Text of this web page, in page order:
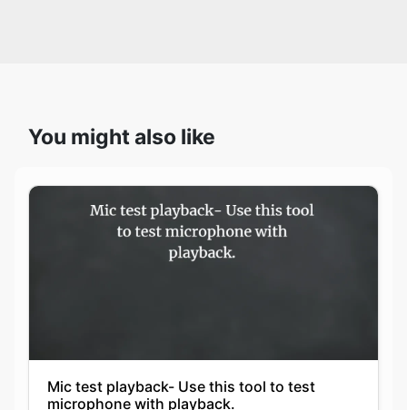
You might also like
Mic test playback- Use this tool to test
microphone with playback.